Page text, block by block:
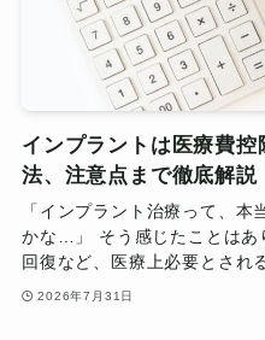
インプラントは医療費
法、注意点まで徹底解説
「インプラント治療って、
かな…」 そう感じたことはあ
回復など、医療上必要とされ
2026年7月31日